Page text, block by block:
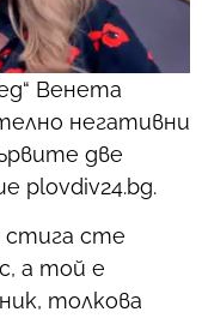
Венета
негативни
две
plovdiv24.bg.
стига сте
а той е
толкова